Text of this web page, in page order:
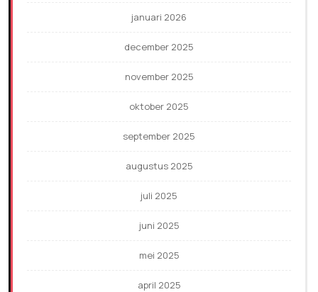
januari 2026
december 2025
november 2025
oktober 2025
september 2025
augustus 2025
juli 2025
juni 2025
mei 2025
april 2025